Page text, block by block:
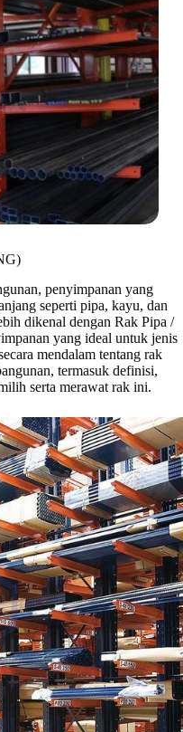
penyimpanan yang
seperti pipa, kayu, dan
dikenal dengan Rak Pipa /
yang ideal untuk jenis
mendalam tentang rak
termasuk definisi,
serta merawat rak ini.